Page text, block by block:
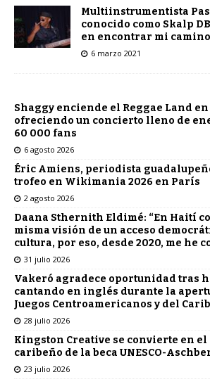
Multiinstrumentista
conocido como Skalp
en encontrar mi
6 marzo 2021
Shaggy enciende el Reggae Land
ofreciendo un concierto lleno de
60 000 fans
6 agosto 2026
Éric Amiens, periodista
trofeo en Wikimania 2026 en París
2 agosto 2026
Daana Sthernith Eldimé: “En Haití
misma visión de un acceso
cultura, por eso, desde 2020, me he
31 julio 2026
Vakeró agradece oportunidad tras
cantando en inglés durante la
Juegos Centroamericanos y del
28 julio 2026
Kingston Creative se convierte en
caribeño de la beca UNESCO-
23 julio 2026